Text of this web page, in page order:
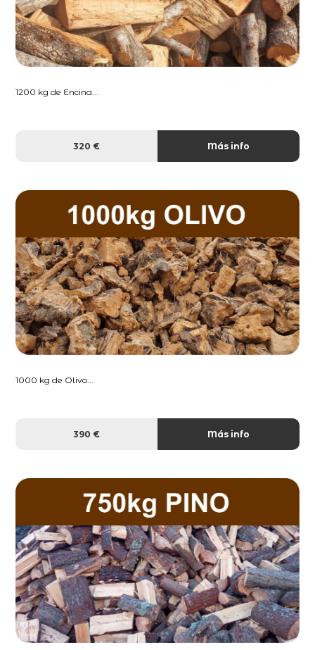
1200 kg de Encina...
320 € Más info
1000 kg de Olivo...
390 € Más info